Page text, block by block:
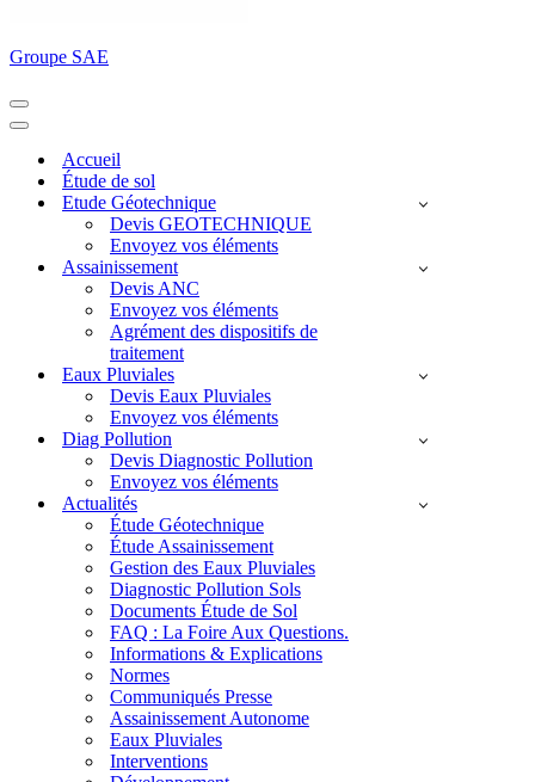
Groupe SAE
Menu
de
Menu
navigationAccueil
Étude de sol
Etude Géotechnique
Devis GEOTECHNIQUE
Envoyez vos éléments
Assainissement
Devis ANC
Envoyez vos éléments
Agrément des dispositifs de
traitement
Eaux Pluviales
Devis Eaux Pluviales
Envoyez vos éléments
Diag Pollution
Devis Diagnostic Pollution
Envoyez vos éléments
Actualités
Étude Géotechnique
Étude Assainissement
Gestion des Eaux Pluviales
Diagnostic Pollution Sols
Documents Étude de Sol
FAQ : La Foire Aux Questions.
Informations & Explications
Normes
Communiqués Presse
Assainissement Autonome
Eaux Pluviales
Interventions